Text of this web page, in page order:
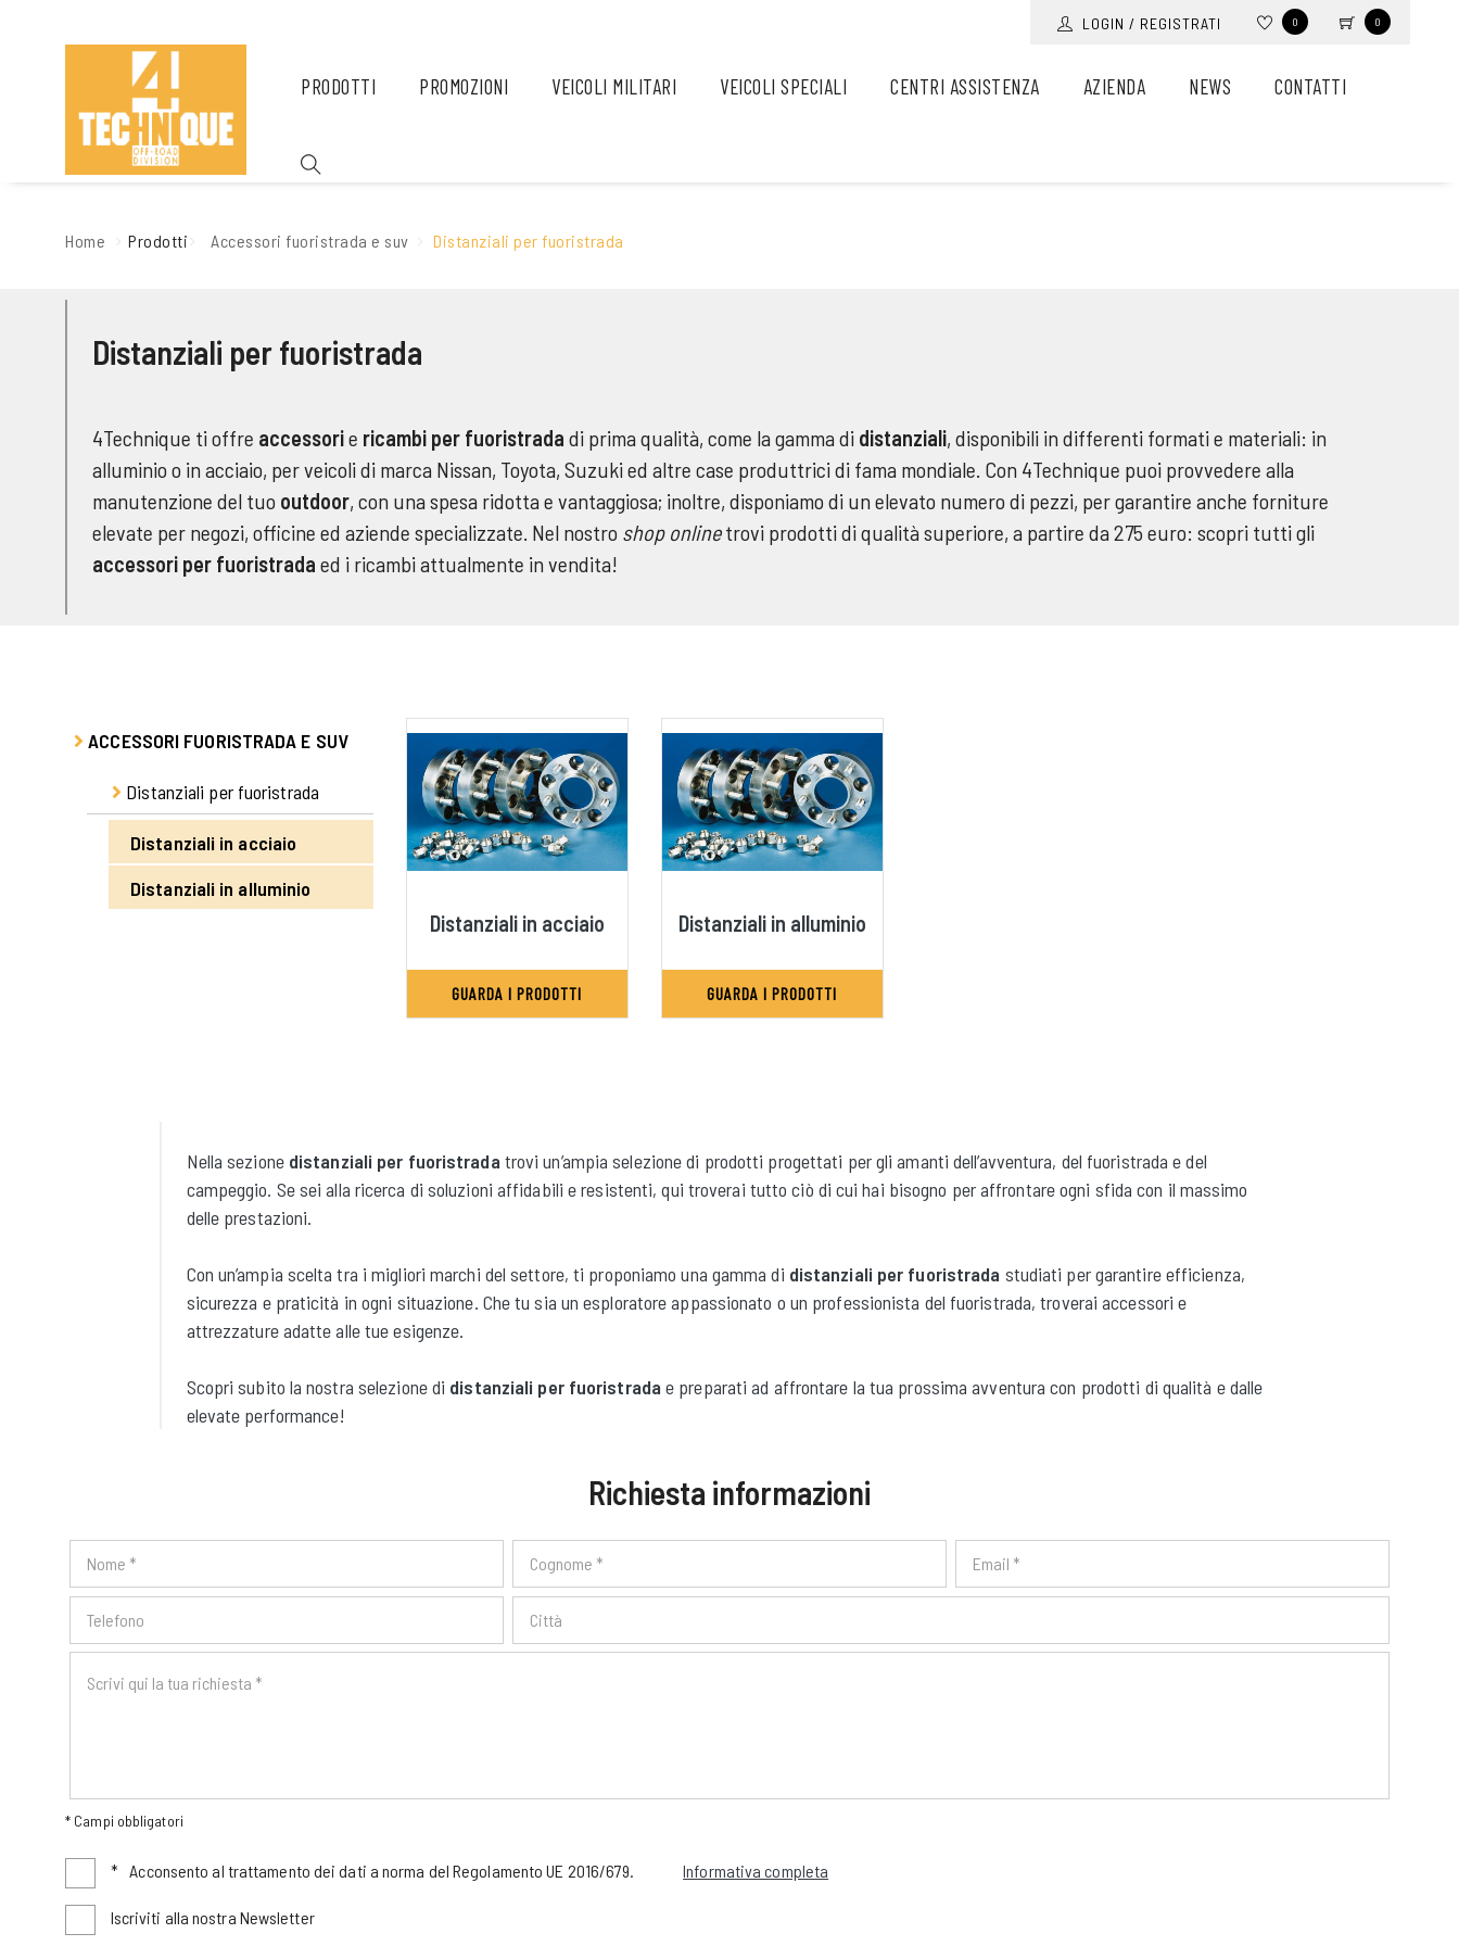
LOGIN / REGISTRATI 0 0
PRODOTTI PROMOZIONI VEICOLI MILITARI VEICOLI SPECIALI CENTRI ASSISTENZA AZIENDA NEWS CONTATTI
Home Prodotti Accessori fuoristrada e suv Distanziali per fuoristrada
Distanziali per fuoristrada
4Technique ti offre accessorie ricambi per fuoristrada di prima qualità, come la gamma di distanziali, disponibili in differenti formati e materiali: in
alluminio o in acciaio, per veicoli di marca Nissan, Toyota, Suzuki ed altre case produttrici di fama mondiale. Con 4Technique puoi provvedere alla
manutenzione del tuo outdoor, con una spesa ridotta e vantaggiosa; inoltre, disponiamo di un elevato numero di pezzi, per garantire anche forniture
elevate per negozi, officine ed aziende specializzate. Nel nostro shop onlinetrovi prodotti di qualità superiore, a partire da 275 euro: scopri tutti gli
accessori per fuoristrada ed i ricambi attualmente in vendita!
ACCESSORI FUORISTRADA E SUV
Distanziali per fuoristrada
Distanziali in acciaio
Distanziali in alluminio
Distanziali in acciaio
GUARDA I PRODOTTI
Distanziali in alluminio
GUARDA I PRODOTTI
Nella sezione distanziali per fuoristrada trovi un’ampia selezione di prodotti progettati per gli amanti dell’avventura, del fuoristrada e del
campeggio. Se sei alla ricerca di soluzioni affidabili e resistenti, qui troverai tutto ciò di cui hai bisogno per affrontare ogni sfida con il massimo
delle prestazioni.
Con un’ampia scelta tra i migliori marchi del settore, ti proponiamo una gamma di distanziali per fuoristrada studiati per garantire efficienza,
sicurezza e praticità in ogni situazione. Che tu sia un esploratore appassionato o un professionista del fuoristrada, troverai accessori e
attrezzature adatte alle tue esigenze.
Scopri subito la nostra selezione di distanziali per fuoristrada e preparati ad affrontare la tua prossima avventura con prodotti di qualità e dalle
elevate performance!
Richiesta informazioni
* Campi obbligatori
* Acconsento al trattamento dei dati a norma del Regolamento UE 2016/679. Informativa completa
Iscriviti alla nostra Newsletter